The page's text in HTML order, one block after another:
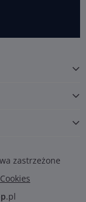
zastrzeżone
.pl